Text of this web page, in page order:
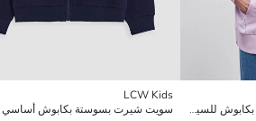
سويت شيرت بسحاب أوفرسايز بكابوش للسيدات
LCW Kids
سويت شيرت بسوستة بكابوش أساسي